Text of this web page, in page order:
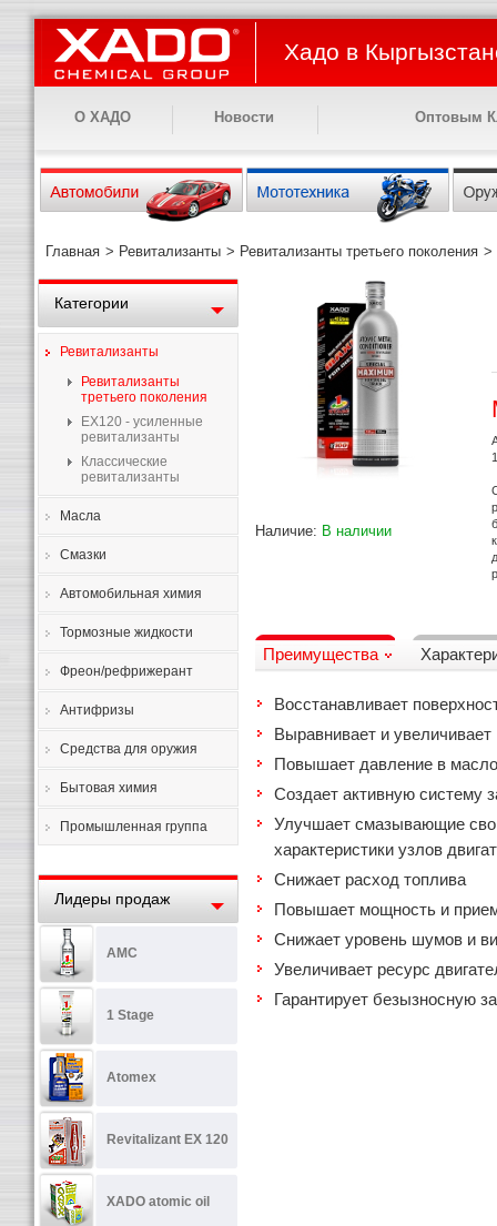
Хадо в
О ХАДО Новости Оптовым
Главная > Ревитализанты > Ревитализанты третьего поколения >
Категории
Ревитализанты
Ревитализанты
третьего поколения
EX120 - усиленные
ревитализанты
Классические
ревитализанты
Масла
Смазки
Автомобильная химия
Тормозные жидкости
Фреон/рефрижерант
Антифризы
Средства для оружия
Бытовая химия
Промышленная группа
Лидеры продаж
AMC
1 Stage
Atomex
Revitalizant EX 120
XADO atomic oil
Наличие: В наличии
Преимущества
Восстанавливает
Выравнивает и
Повышает давление в
Создает активную систему
Улучшает смазывающие
характеристики узлов
Снижает расход топлива
Повышает мощность и
Снижает уровень шумов и
Увеличивает ресурс
Гарантирует безызносную